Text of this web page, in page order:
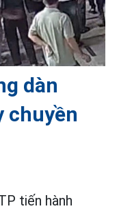
dàn
chuyền
tiến hành